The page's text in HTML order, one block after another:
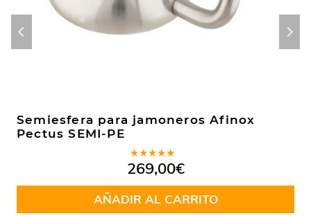
Semiesfera para jamoneros Afinox
Pectus SEMI-PE
Valorado
en5.00de
5
269,00€
AÑADIR AL CARRITO